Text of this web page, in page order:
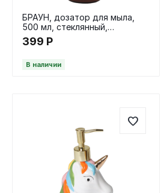
БРАУН, дозатор для мыла,
500 мл, стеклянный,
коричневый
399 Р
В наличии